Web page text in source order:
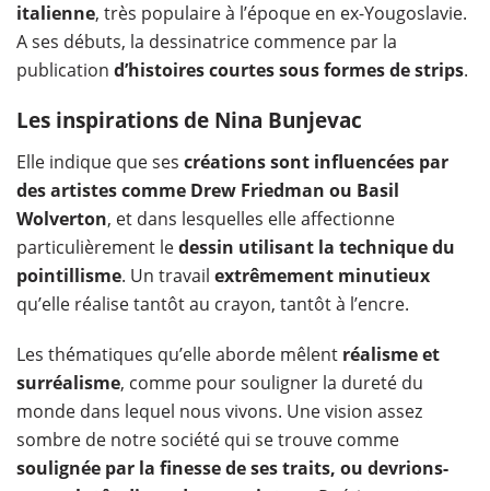
italienne, très populaire à l’époque en ex-Yougoslavie.
A ses débuts, la dessinatrice commence par la
publication d’histoires courtes sous formes de strips.
Les inspirations de Nina Bunjevac
Elle indique que ses créations sont influencées par
des artistes comme Drew Friedman ou Basil
Wolverton, et dans lesquelles elle affectionne
particulièrement ledessin utilisant la technique du
pointillisme. Un travail extrêmement minutieux
qu’elle réalise tantôt au crayon, tantôt à l’encre.
Les thématiques qu’elle aborde mêlent réalisme et
surréalisme, comme pour souligner la dureté du
monde dans lequel nous vivons. Une vision assez
sombre de notre société qui se trouve comme
soulignée par la finesse de ses traits, ou devrions-